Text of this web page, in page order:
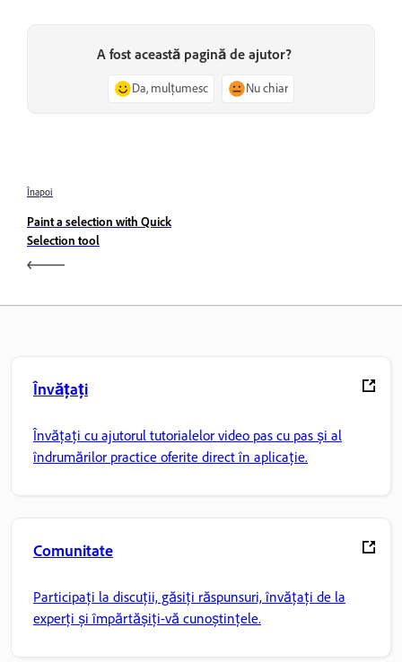
A fost această pagină de ajutor?
Da, mulțumesc Nu chiar
Înapoi
Paint a selection with Quick
Selection tool
Învățați
Învățați cu ajutorul tutorialelor video pas cu pas și al
îndrumărilor practice oferite direct în aplicație.
Comunitate
Participați la discuții, găsiți răspunsuri, învățați de la
experți și împărtășiți-vă cunoștințele.